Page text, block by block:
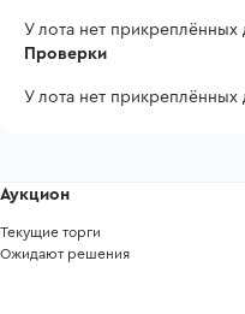
У лота нет прикреплённых
Проверки
У лота нет прикреплённых
Аукцион
Текущие торги
Ожидают решения